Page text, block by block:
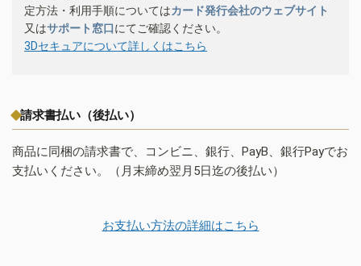
定方法・利用手順についてはカード発行会社のウェブサイト
又はサポート窓口にてご確認ください。
3Dセキュアについて詳しくはこちら
請求書払い（後払い）
商品に同梱の請求書で、コンビニ、銀行、PayB、銀行Payでお
支払いください。（月末締め翌月5日迄の後払い）
お支払い方法の詳細はこちら